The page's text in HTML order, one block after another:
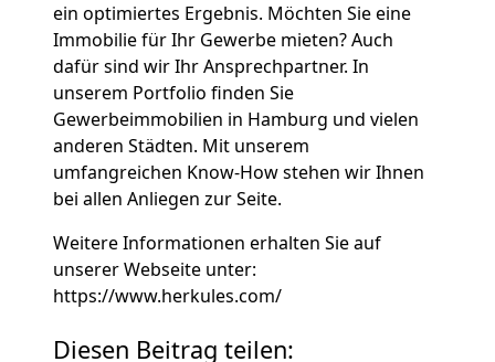
ein optimiertes Ergebnis. Möchten Sie eine
Immobilie für Ihr Gewerbe mieten? Auch
dafür sind wir Ihr Ansprechpartner. In
unserem Portfolio finden Sie
Gewerbeimmobilien in Hamburg und vielen
anderen Städten. Mit unserem
umfangreichen Know-How stehen wir Ihnen
bei allen Anliegen zur Seite.
Weitere Informationen erhalten Sie auf
unserer Webseite unter:
https://www.herkules.com/
Diesen Beitrag teilen: